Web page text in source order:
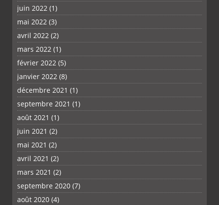
juin 2022 (1)
mai 2022 (3)
avril 2022 (2)
mars 2022 (1)
février 2022 (5)
janvier 2022 (8)
décembre 2021 (1)
septembre 2021 (1)
août 2021 (1)
juin 2021 (2)
mai 2021 (2)
avril 2021 (2)
mars 2021 (2)
septembre 2020 (7)
août 2020 (4)